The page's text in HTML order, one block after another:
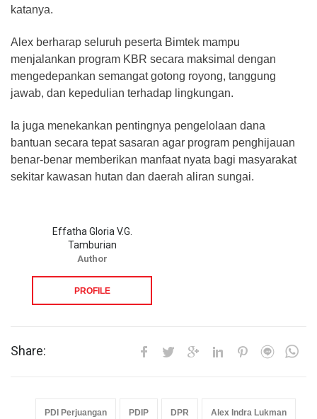
katanya.
Alex berharap seluruh peserta Bimtek mampu
menjalankan program KBR secara maksimal dengan
mengedepankan semangat gotong royong, tanggung
jawab, dan kepedulian terhadap lingkungan.
Ia juga menekankan pentingnya pengelolaan dana
bantuan secara tepat sasaran agar program penghijauan
benar-benar memberikan manfaat nyata bagi masyarakat
sekitar kawasan hutan dan daerah aliran sungai.
Effatha Gloria V.G.
Tamburian
Author
PROFILE
Share:
PDI Perjuangan PDIP DPR Alex Indra Lukman